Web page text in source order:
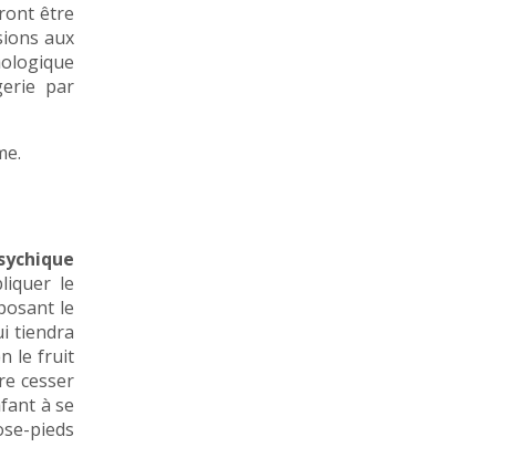
être
aux
par
le
le
tiendra
le fruit
cesser
à se
pieds